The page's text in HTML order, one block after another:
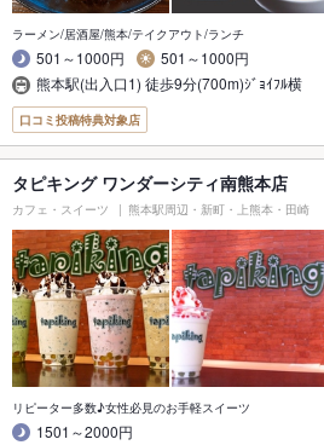
ラーメン/居酒屋/熊本/テイクアウト/ランチ
501～1000円
501～1000円
熊本駅(出入口1) 徒歩9分(700m)ｼﾞｮｲﾌﾙ横
口コミ投稿特典対象店
タピキング ワンダーシティ南熊本店
カフェ・スイーツ 熊本駅周辺・新町・上熊本・田崎
リピーター多数♪女性必見のお手軽スイーツ
1501～2000円